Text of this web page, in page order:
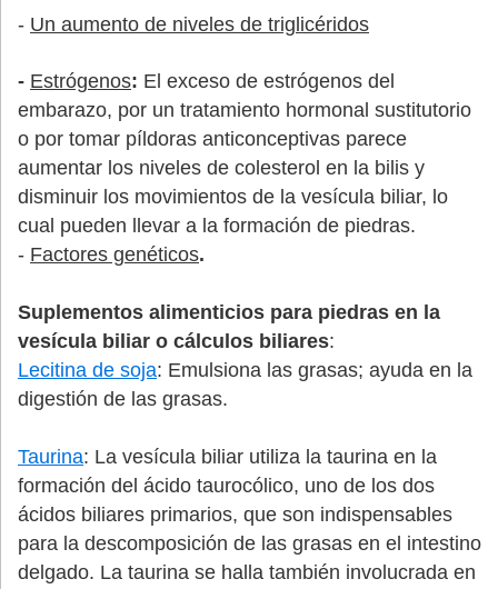
- Un aumento de niveles de triglicéridos
- Estrógenos: El exceso de estrógenos del
embarazo, por un tratamiento hormonal sustitutorio
o por tomar píldoras anticonceptivas parece
aumentar los niveles de colesterol en la bilis y
disminuir los movimientos de la vesícula biliar, lo
cual pueden llevar a la formación de piedras.
- Factores genéticos.
Suplementos alimenticios para piedras en la
vesícula biliar o cálculos biliares:
Lecitina de soja: Emulsiona las grasas; ayuda en la
digestión de las grasas.
Taurina: La vesícula biliar utiliza la taurina en la
formación del ácido taurocólico, uno de los dos
ácidos biliares primarios, que son indispensables
para la descomposición de las grasas en el intestino
delgado. La taurina se halla también involucrada en